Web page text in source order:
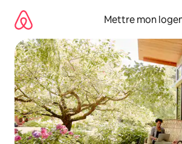
directement
contenu
Mettre mon